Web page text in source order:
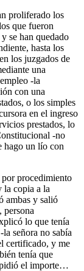
proliferado los
que fueron
se han quedado
hasta los
los juzgados de
una
-la
con una
o los simples
en el ingreso
prestados, lo
-no
hago un lío con
procedimiento
la copia a la
ambas y salió
persona
lo que tenía
señora no sabía
certificado, y me
tenía que
pidió el importe…